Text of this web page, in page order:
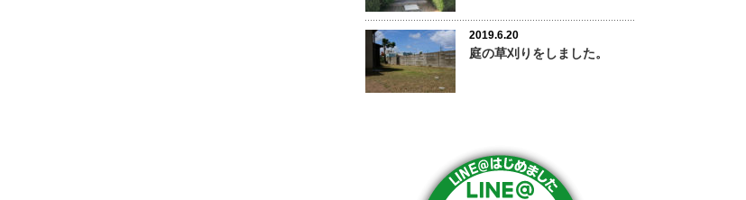
2019.6.20
庭の草刈りをしました。